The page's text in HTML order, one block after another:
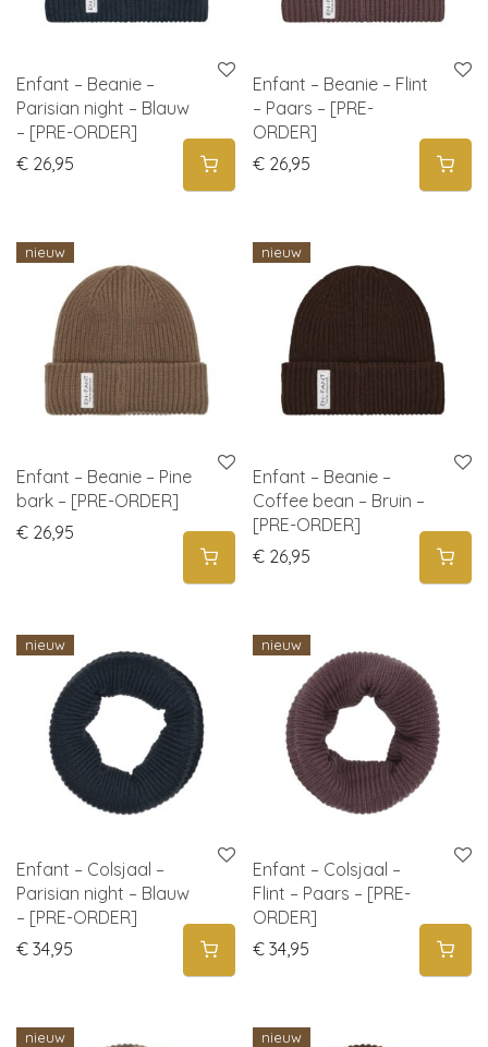
Enfant – Beanie –
Parisian night – Blauw
– [PRE-ORDER]
€ 26,95
Enfant – Beanie – Flint
– Paars – [PRE-
ORDER]
€ 26,95
nieuw
Enfant – Beanie – Pine
bark – [PRE-ORDER]
€ 26,95
nieuw
Enfant – Beanie –
Coffee bean – Bruin –
[PRE-ORDER]
€ 26,95
nieuw
Enfant – Colsjaal –
Parisian night – Blauw
– [PRE-ORDER]
€ 34,95
nieuw
Enfant – Colsjaal –
Flint – Paars – [PRE-
ORDER]
€ 34,95
nieuw nieuw